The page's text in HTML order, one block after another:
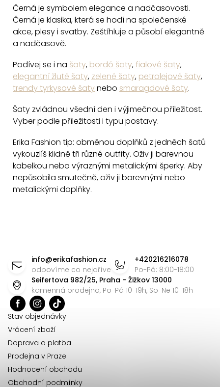
a
c
í
r
v
k
v
ý
i
s
u
Černá je symbolem elegance a nadčasovosti.
Černá je klasika, která se hodí na společenské
akce, plesy i svatby. Zeštíhluje a působí elegantně
a nadčasově.
Podívej se i na šaty, bordó šaty,fialové šaty,
elegantní žluté šaty, zelené šaty, petrolejové šaty,
trendy tyrkysové šatynebo smaragdové šaty.
Šaty zvládnou všední den i výjimečnou příležitost.
Vyber podle příležitosti i typu postavy.
Erika Fashion tip: obměnou doplňků z jedněch šatů
vykouzlíš klidně tři různé outfity. Oživ ji barevnou
kabelkou nebo výraznými metalickými šperky. Aby
nepůsobila smutečně, oživ ji barevnými nebo
metalickými doplňky.
info@erikafashion.cz
odpovíme co nejdříve
+420216216078
Po-Pá: 8:00-18:00
Seifertova 982/25, Praha - Žižkov 13000
kamenná prodejna, Po-Pá 10-19h, So-Ne 10-18h
Stav objednávky
Vrácení zboží
Doprava a platba
Prodejna v Praze
Hodnocení obchodu
Obchodní podmínky